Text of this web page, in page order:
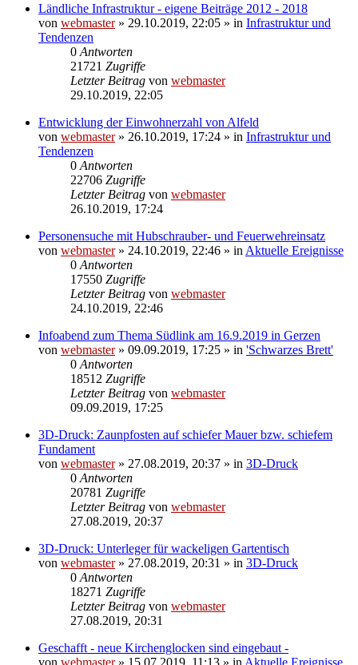
Ländliche Infrastruktur - eigene Beiträge 2012 - 2018
von webmaster» 29.10.2019, 22:05 » in Infrastruktur und
Tendenzen
0 Antworten
21721 Zugriffe
Letzter Beitrag von webmaster
29.10.2019, 22:05
Entwicklung der Einwohnerzahl von Alfeld
von webmaster» 26.10.2019, 17:24 » in Infrastruktur und
Tendenzen
0 Antworten
22706 Zugriffe
Letzter Beitrag von webmaster
26.10.2019, 17:24
Personensuche mit Hubschrauber- und Feuerwehreinsatz
von webmaster» 24.10.2019, 22:46 » in Aktuelle Ereignisse
0 Antworten
17550 Zugriffe
Letzter Beitrag von webmaster
24.10.2019, 22:46
Infoabend zum Thema Südlink am 16.9.2019 in Gerzen
von webmaster» 09.09.2019, 17:25 » in 'Schwarzes Brett'
0 Antworten
18512 Zugriffe
Letzter Beitrag von webmaster
09.09.2019, 17:25
3D-Druck: Zaunpfosten auf schiefer Mauer bzw. schiefem
Fundament
von webmaster» 27.08.2019, 20:37 » in 3D-Druck
0 Antworten
20781 Zugriffe
Letzter Beitrag von webmaster
27.08.2019, 20:37
3D-Druck: Unterleger für wackeligen Gartentisch
von webmaster» 27.08.2019, 20:31 » in 3D-Druck
0 Antworten
18271 Zugriffe
Letzter Beitrag von webmaster
27.08.2019, 20:31
Geschafft - neue Kirchenglocken sind eingebaut -
von webmaster» 15.07.2019, 11:13 » in Aktuelle Ereignisse